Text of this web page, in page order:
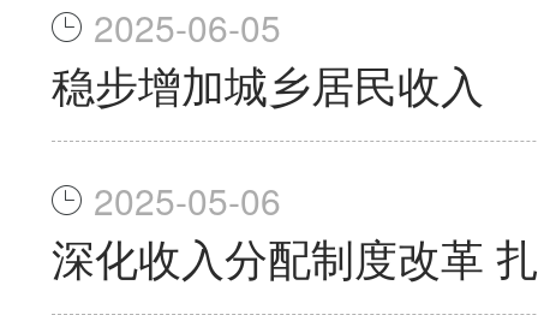
2025-06-05
稳步增加城乡居民收入
2025-05-06
深化收入分配制度改革